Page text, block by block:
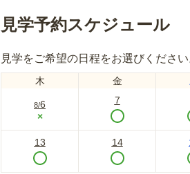
見学予約スケジュール
見学をご希望の日程をお選びください
木 金
8/6
×
7
13 14